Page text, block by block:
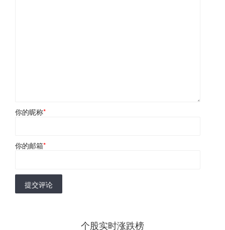
你的昵称*
你的邮箱*
提交评论
个股实时涨跌榜